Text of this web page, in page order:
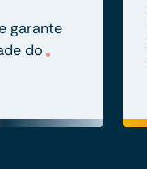
garante
do